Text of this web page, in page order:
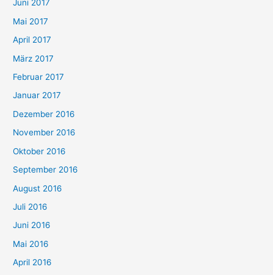
Juni 2017
Mai 2017
April 2017
März 2017
Februar 2017
Januar 2017
Dezember 2016
November 2016
Oktober 2016
September 2016
August 2016
Juli 2016
Juni 2016
Mai 2016
April 2016